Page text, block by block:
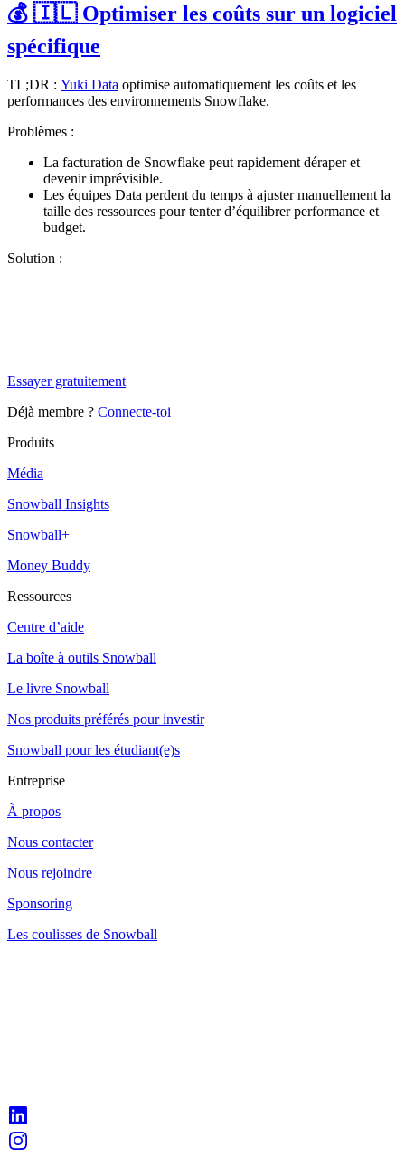
💰 🇮🇱 Optimiser les coûts sur un logiciel
spécifique
TL;DR : Yuki Data optimise automatiquement les coûts et les
performances des environnements Snowflake.
Problèmes :
La facturation de Snowflake peut rapidement déraper et
devenir imprévisible.
Les équipes Data perdent du temps à ajuster manuellement la
taille des ressources pour tenter d’équilibrer performance et
budget.
Solution :
Essayer gratuitement
Déjà membre ? Connecte-toi
Produits
Média
Snowball Insights
Snowball+
Money Buddy
Ressources
Centre d’aide
La boîte à outils Snowball
Le livre Snowball
Nos produits préférés pour investir
Snowball pour les étudiant(e)s
Entreprise
À propos
Nous contacter
Nous rejoindre
Sponsoring
Les coulisses de Snowball